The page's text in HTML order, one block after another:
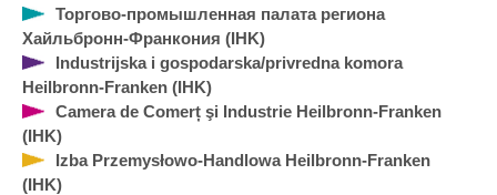
Торгово-промышленная палата региона
Хайльбронн-Франкония (IHK)
Industrijska i gospodarska/privredna komora
Heilbronn-Franken (IHK)
Camera de Comerț şi Industrie Heilbronn-Franken
(IHK)
Izba Przemysłowo-Handlowa Heilbronn-Franken
(IHK)